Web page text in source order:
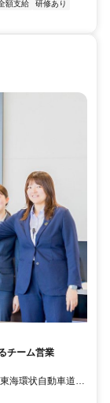
額支給
研修あり
チーム営業
海環状自動車道可